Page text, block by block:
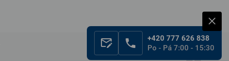
+420 777 626 838
Po - Pá 7:00 - 15:30